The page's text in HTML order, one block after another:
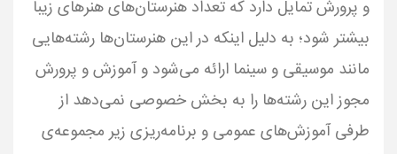
و پرورش تمایل دارد که تعداد هنرستان‌های هنرهای زیبا
بیشتر شود؛ به دلیل اینکه در این هنرستان‌ها رشته‌هایی
مانند موسیقی و سینما ارائه می‌شود و آموزش و پرورش
مجوز این رشته‌ها را به بخش خصوصی نمی‌دهد از
طرفی آموزش‌های عمومی و برنامه‌ریزی زیر مجموعه‌ی